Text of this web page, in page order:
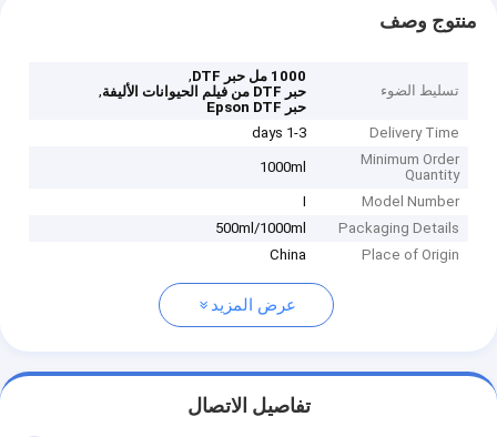
منتوج وصف
تسليط الضوء
1000 مل حبر DTF
,
حبر DTF من فيلم الحيوانات الأليفة
,
حبر Epson DTF
Delivery Time
1-3 days
Minimum Order
Quantity
1000ml
Model Number
I
Packaging Details
500ml/1000ml
Place of Origin
China
عرض المزيد
تفاصيل الاتصال